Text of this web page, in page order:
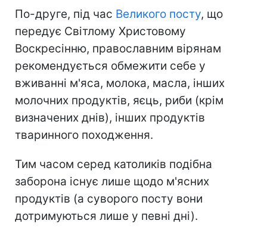
По-друге, під час Великого посту, що
передує Світлому Христовому
Воскресінню, православним вірянам
рекомендується обмежити себе у
вживанні м'яса, молока, масла, інших
молочних продуктів, яєць, риби (крім
визначених днів), інших продуктів
тваринного походження.
Тим часом серед католиків подібна
заборона існує лише щодо м'ясних
продуктів (а суворого посту вони
дотримуються лише у певні дні).